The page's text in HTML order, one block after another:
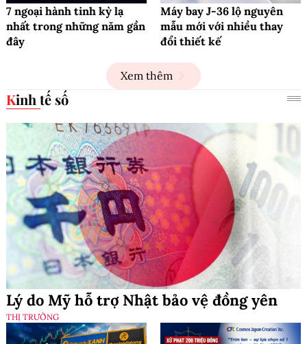
7 ngoại hành tinh kỳ lạ
nhất trong những năm gần
đây
Máy bay J-36 lộ nguyên
mẫu mới với nhiều thay
đổi thiết kế
Xem thêm
Kinh tế số
Lý do Mỹ hỗ trợ Nhật bảo vệ đồng yên
THỊ TRƯỜNG